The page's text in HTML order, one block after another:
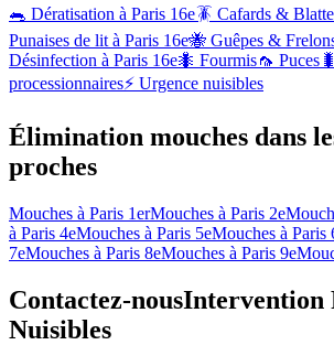
🐀 Dératisation à Paris 16e🪳 Cafards &
Punaises de lit à Paris 16e🐝 Guêpes &
Désinfection à Paris 16e🐜 Fourmis🦟 Puces
processionnaires⚡ Urgence nuisibles
Élimination mouches dans
proches
Mouches à Paris 1erMouches à Paris 2e
à Paris 4eMouches à Paris 5eMouches à Paris
7eMouches à Paris 8eMouches à Paris 9e
Contactez-nousIntervention
Nuisibles